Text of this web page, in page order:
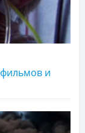
фильмов и